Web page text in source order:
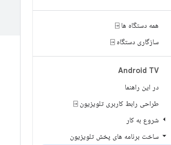
همه دستگاه ها ⍈
سازگاری دستگاه ⍈
Android TV
در این راهنما
طراحی رابط کاربری تلویزیون ⍈
شروع به کار
ساخت برنامه های پخش تلویزیون